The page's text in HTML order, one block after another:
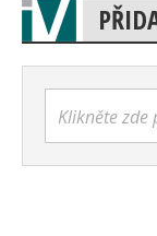
Klikněte